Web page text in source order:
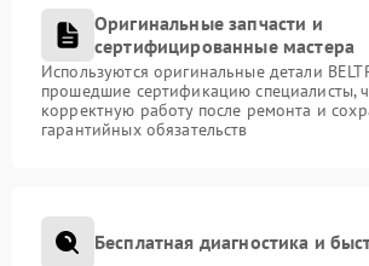
Оригинальные запчасти и
сертифицированные мастера
Используются оригинальные детали
прошедшие сертификацию специалисты,
корректную работу после ремонта и
гарантийных обязательств
Бесплатная диагностика и